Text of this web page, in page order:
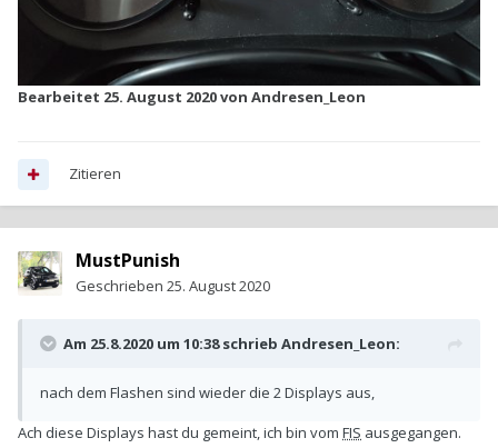
Bearbeitet 25. August 2020von Andresen_Leon
Zitieren
MustPunish
Geschrieben 25. August 2020
Am 25.8.2020 um 10:38 schrieb Andresen_Leon:
nach dem Flashen sind wieder die 2 Displays aus,
Ach diese Displays hast du gemeint, ich bin vom FIS ausgegangen.